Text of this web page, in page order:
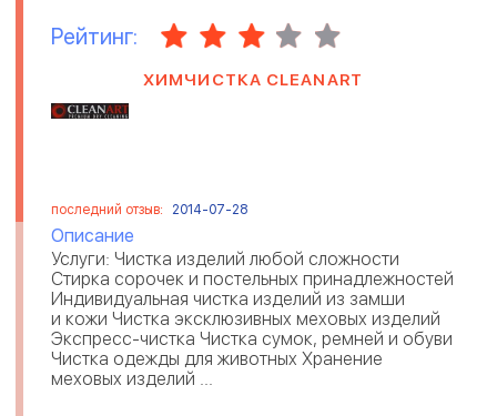
Рейтинг:
ХИМЧИСТКА CLEANART
последний отзыв: 2014-07-28
Описание
Услуги: Чистка изделий любой сложности
Стирка сорочек и постельных принадлежностей
Индивидуальная чистка изделий из замши
и кожи Чистка эксклюзивных меховых изделий
Экспресс-чистка Чистка сумок, ремней и обуви
Чистка одежды для животных Хранение
меховых изделий ...